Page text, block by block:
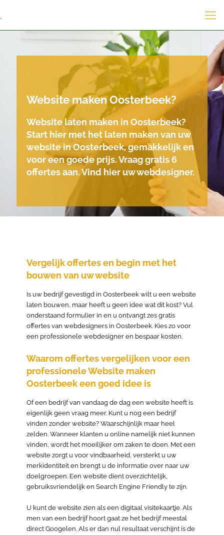
.
Website maken Oosterbeek?
Website laten maken in Oosterbeek?
Start hier met het laten maken van uw
website in Oosterbeek, gemakkelijk en
voor een goede prijs. Vraag gratis 6
offertes aan. Vind hier uw webdesigner.
Vergelijk offertes en begin met het
bouwen van uw website
Is uw bedrijf gevestigd in Oosterbeek wilt u een website
laten bouwen, maar heeft u geen idee wat dit kost? Vul
onderstaand formulier in en u ontvangt zes gratis
offertes van webdesigners in Oosterbeek. Kies zo voor
een professionele webdesigner en bespaar kosten.
Waarom offertes vergelijken voor een
professionele Website maken
Oosterbeek een goed idee is
Of een bedrijf van vandaag de dag een website heeft is
eigenlijk geen vraag meer. Kunt u nog een bedrijf
vinden zonder website? Waarschijnlijk maar heel
zelden. Wanneer klanten u online namelijk niet kunnen
vinden, wordt het moeilijker om zaken te doen. Met een
website zorgt u voor vindbaarheid, versterkt u uw
merkidentiteit en brengt u de informatie over naar uw
doelgroepen. Een website dient overzichtelijk,
gebruiksvriendelijk en Search Engine Friendly te zijn.
U kunt de website zien als een digitaal visitekaartje. Als
men van een bedrijf hoort gaat ze het bedrijf meestal
direct Googelen. Als er dan nul resultaat verschijnt is de